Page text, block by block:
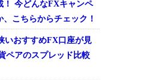
！ 今どんなFXキャンペ
こちらからチェック！
いおすすめFX口座が見
ペアのスプレッド比較